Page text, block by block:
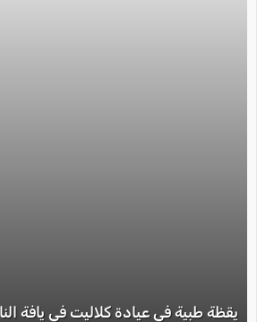
يقظة طبية في عيادة كلاليت في يافة